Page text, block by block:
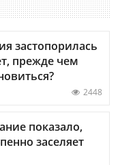
застопорилась
прежде чем
2448
показало,
заселяет